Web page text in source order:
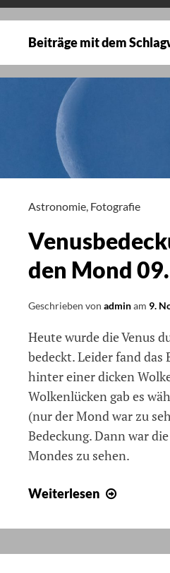
Beiträge mit dem
Astronomie, Fotografie
den Mond
Geschrieben von adminam 9.
Heute wurde die Venus
bedeckt. Leider fand
hinter einer dicken
Wolkenlücken gab es
(nur der Mond war zu
Bedeckung. Dann war
Mondes zu sehen.
Weiterlesen
den